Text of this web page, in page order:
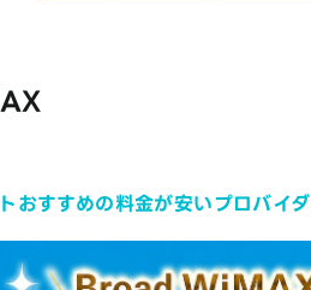
おすすめの料金が安いプロバイダ